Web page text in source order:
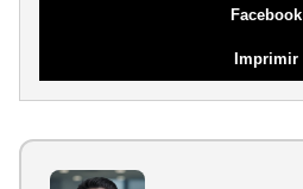
Facebook
Imprimir